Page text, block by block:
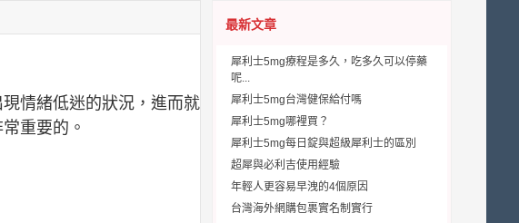
情緒低迷的狀況，進而就
重要的。
最新文章
犀利士5mg療程是多久，吃多久可以停藥
呢...
犀利士5mg台灣健保給付嗎
犀利士5mg哪裡買？
犀利士5mg每日錠與超級犀利士的區別
超犀與必利吉使用經驗
年輕人更容易早洩的4個原因
台灣海外網購包裹實名制實行